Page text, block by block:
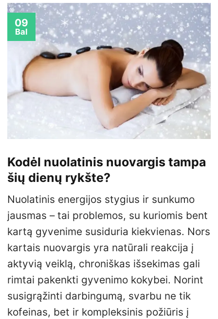
09
Bal
Kodėl nuolatinis nuovargis tampa
šių dienų rykšte?
Nuolatinis energijos stygius ir sunkumo
jausmas – tai problemos, su kuriomis bent
kartą gyvenime susiduria kiekvienas. Nors
kartais nuovargis yra natūrali reakcija į
aktyvią veiklą, chroniškas išsekimas gali
rimtai pakenkti gyvenimo kokybei. Norint
susigrąžinti darbingumą, svarbu ne tik
kofeinas, bet ir kompleksinis požiūris į